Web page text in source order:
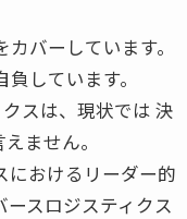
バーしています。
しています。
スは、現状では 決
ません。
におけるリーダー的
スロジスティクス